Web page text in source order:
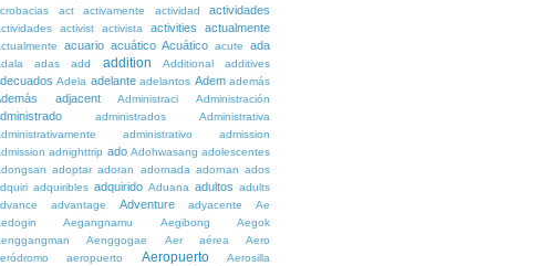
act activamente actividad actividades
activist activista activities actualmente
acuario acuático Acuático acute ada
adas add addition Additional additives
Adela adelante adelantos Adem además
adjacent Administraci Administración
administrados
Administrativa
administrativo
admission
adnighttrip ado Adohwasang adolescentes
adoptar adoran adornada adornan ados
adquiribles adquirido Aduana adultos adults
advantage Adventure adyacente
Ae
Aegangnamu Aegibong
Aegok
Aenggogae Aer aérea
Aero
aeropuerto Aeropuerto
Aerosilla